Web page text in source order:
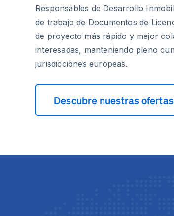
Responsables de Desarrollo
de trabajo de Documentos de
de proyecto más rápido y mejor
interesadas, manteniendo pleno
jurisdicciones europeas.
Descubre nuestras ofertas